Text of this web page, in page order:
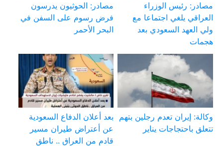
مصادر: رئيس الوزراء
العراقي يلغي اجتماعا مع
ولي العهد السعودي بعد
هجمات
مصادر: الحوثيون يدرسون
فرض رسوم على السفن في
البحر الأحمر
وكالة: إيران تعدم رجلين بتهم
تتعلق باحتجاجات يناير
بعد أعلان الدفاع السعودية
عن أعتراض طيران مسير
قادم من العراق .. ناطق